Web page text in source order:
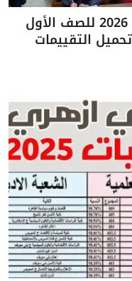
تقييمات وزارة التربية والتعليم 2026 للصف الأول
التقييمات